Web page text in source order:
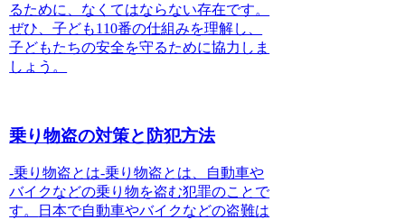
るために、なくてはならない存在です。
ぜひ、子ども110番の仕組みを理解し、
子どもたちの安全を守るために協力しま
しょう。
乗り物盗の対策と防犯方法
-乗り物盗とは-乗り物盗とは、自動車や
バイクなどの乗り物を盗む犯罪のことで
す。
日本で自動車やバイクなどの盗難は